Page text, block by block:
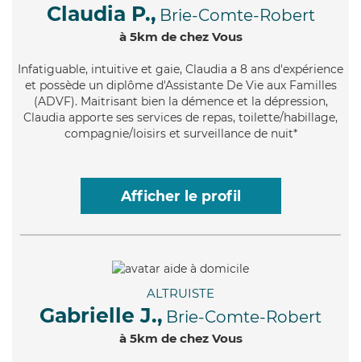
Claudia P., Brie-Comte-Robert
à 5km de chez Vous
Infatiguable, intuitive et gaie, Claudia a 8 ans d'expérience
et possède un diplôme d'Assistante De Vie aux Familles
(ADVF). Maitrisant bien la démence et la dépression,
Claudia apporte ses services de repas, toilette/habillage,
compagnie/loisirs et surveillance de nuit*
Afficher le profil
ALTRUISTE
Gabrielle J., Brie-Comte-Robert
à 5km de chez Vous